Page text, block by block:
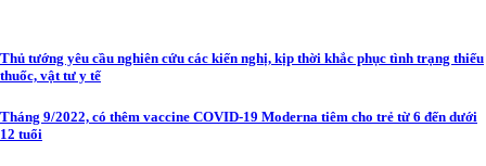
Thủ tướng yêu cầu nghiên cứu các kiến nghị, kịp thời khắc phục tình trạng thiếu
thuốc, vật tư y tế
Tháng 9/2022, có thêm vaccine COVID-19 Moderna tiêm cho trẻ từ 6 đến dưới
12 tuổi